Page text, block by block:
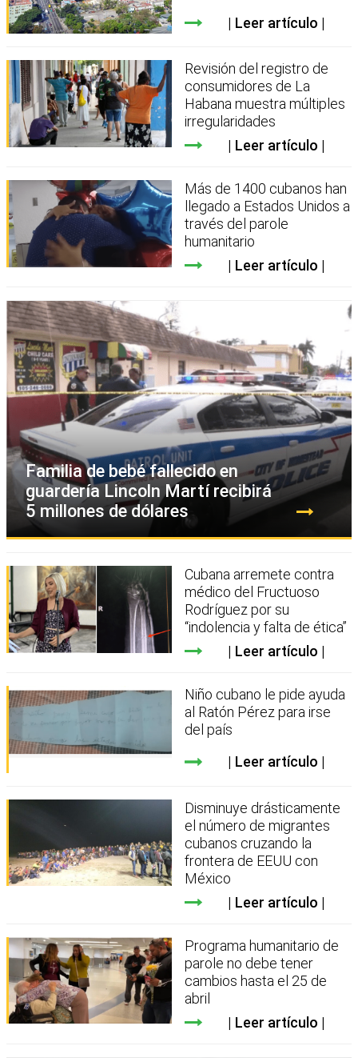
Leer artículo
Revisión del registro de
consumidores de La
Habana muestra múltiples
irregularidades
Leer artículo
Más de 1400 cubanos han
llegado a Estados Unidos a
través del parole
humanitario
Leer artículo
Familia de bebé fallecido en
guardería Lincoln Martí recibirá
5 millones de dólares
Cubana arremete contra
médico del Fructuoso
Rodríguez por su
“indolencia y falta de ética”
Leer artículo
Niño cubano le pide ayuda
al Ratón Pérez para irse
del país
Leer artículo
Disminuye drásticamente
el número de migrantes
cubanos cruzando la
frontera de EEUU con
México
Leer artículo
Programa humanitario de
parole no debe tener
cambios hasta el 25 de
abril
Leer artículo